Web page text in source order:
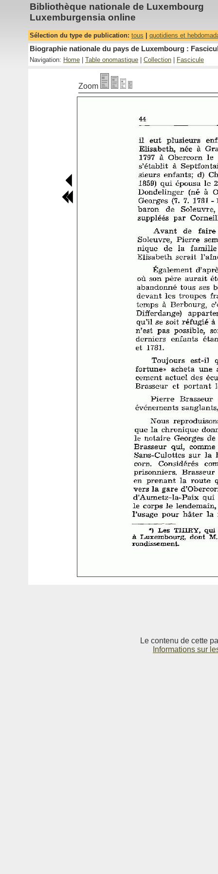
Bibliothèque nationale de Luxembourg
Luxemburgensia online
Sélection du type de publication: tous quotidiens et
Biographie nationale du pays de Luxembourg :
Navigation: Home Table onomastique Collection Fascicule
Zoom
Le contenu de cette
Informations sur